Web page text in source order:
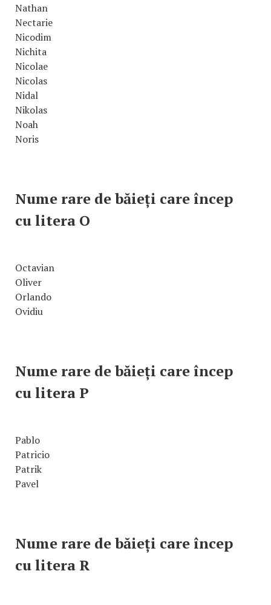
Nathan
Nectarie
Nicodim
Nichita
Nicolae
Nicolas
Nidal
Nikolas
Noah
Noris
Nume rare de băieți care încep
cu litera O
Octavian
Oliver
Orlando
Ovidiu
Nume rare de băieți care încep
cu litera P
Pablo
Patricio
Patrik
Pavel
Nume rare de băieți care încep
cu litera R